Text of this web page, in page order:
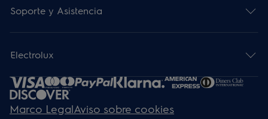
Soporte y Asistencia
Electrolux
Marco LegalAviso sobre cookies